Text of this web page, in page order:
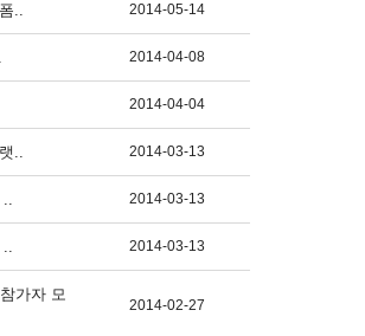
.. 2014-05-14
2014-04-08
2014-04-04
.. 2014-03-13
.. 2014-03-13
.. 2014-03-13
가자 모
2014-02-27